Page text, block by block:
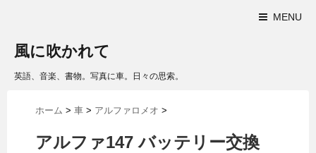
MENU
風に吹かれて
英語、音楽、書物。写真に車。日々の思索。
ホーム > 車 > アルファロメオ >
アルファ147 バッテリー交換